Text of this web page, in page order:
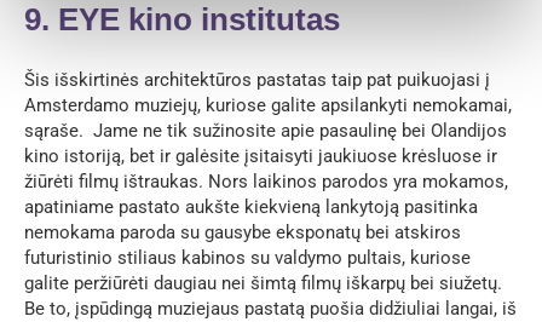
9. EYE kino institutas
Šis išskirtinės architektūros pastatas taip pat puikuojasi į
Amsterdamo muziejų, kuriose galite apsilankyti nemokamai,
sąraše. Jame ne tik sužinosite apie pasaulinę bei Olandijos
kino istoriją, bet ir galėsite įsitaisyti jaukiuose krėsluose ir
žiūrėti filmų ištraukas. Nors laikinos parodos yra mokamos,
apatiniame pastato aukšte kiekvieną lankytoją pasitinka
nemokama paroda su gausybe eksponatų bei atskiros
futuristinio stiliaus kabinos su valdymo pultais, kuriose
galite peržiūrėti daugiau nei šimtą filmų iškarpų bei siužetų.
Be to, įspūdingą muziejaus pastatą puošia didžiuliai langai, iš